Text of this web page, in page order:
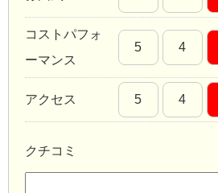
コストパフォ
ーマンス
5 4
アクセス 5 4
クチコミ